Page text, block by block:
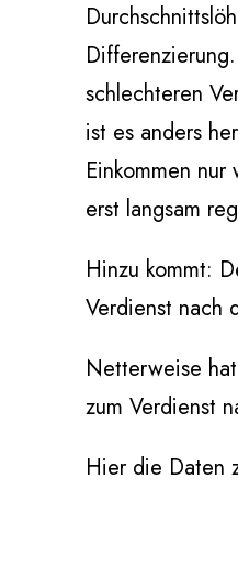
schlechteren
ist es anders
Einkommen
erst langsam
Hinzu kommt:
Verdienst nach
Netterweise
zum Verdienst
Hier die Daten